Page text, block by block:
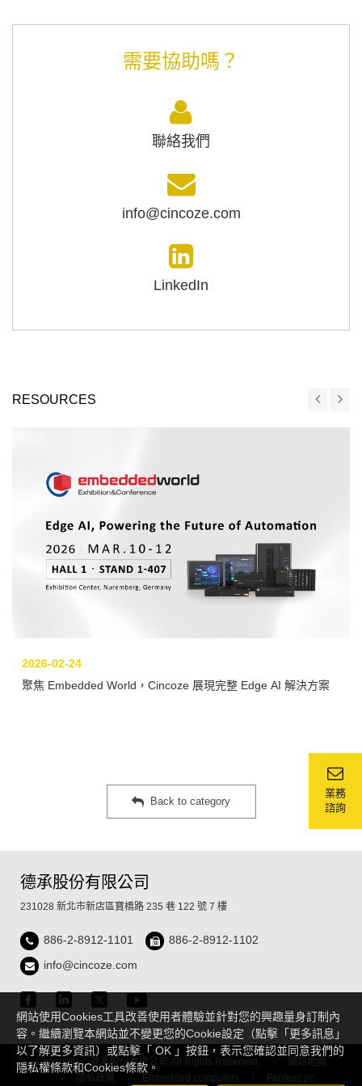
網站使用Cookies工具改善使用者體驗並針對您的興趣量身訂制內
容。繼續瀏覽本網站並不變更您的Cookie設定（點擊「更多訊息」
以了解更多資訊）或點擊「 OK 」按鈕，表示您確認並同意我們的
隱私權條款和Cookies條款。
業務
諮詢
需要協助嗎？
聯絡我們
info@cincoze.com
LinkedIn
RESOURCES
2026-02-24
聚焦 Embedded World，Cincoze 展現完整 Edge AI 解決方案
Back to category
德承股份有限公司
231028 新北市新店區寶橋路 235 巷 122 號 7 樓
886-2-8912-1101
886-2-8912-1102
info@cincoze.com
Copyright © 德承股份有限公司 All Rights Reserved.
網站地圖
隱私政策
Embedded computers Fanless pc